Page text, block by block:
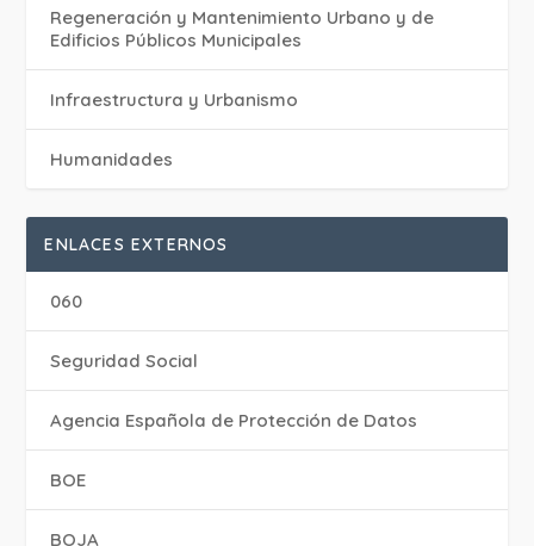
Regeneración y Mantenimiento Urbano y de
Edificios Públicos Municipales
Infraestructura y Urbanismo
Humanidades
ENLACES EXTERNOS
060
Seguridad Social
Agencia Española de Protección de Datos
BOE
BOJA